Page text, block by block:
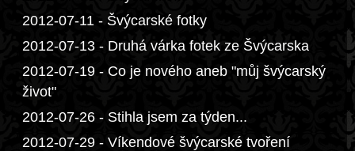
2012-07-11 - Švýcarské fotky
2012-07-13 - Druhá várka fotek ze Švýcarska
2012-07-19 - Co je nového aneb "můj švýcarský
život"
2012-07-26 - Stihla jsem za týden...
2012-07-29 - Víkendové švýcarské tvoření